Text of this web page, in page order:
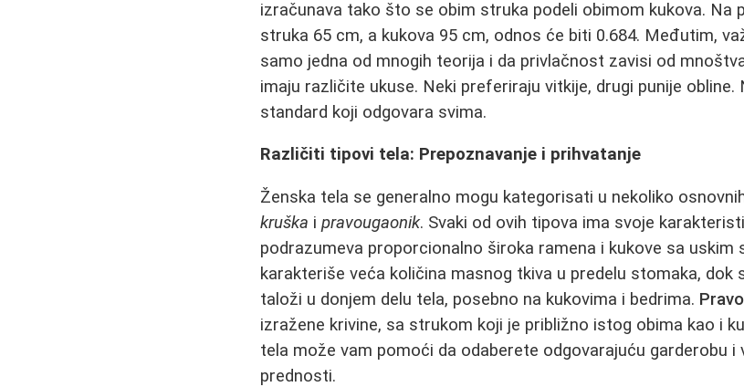
izračunava tako što se obim struka podeli obimom kukova. Na
struka 65 cm, a kukova 95 cm, odnos će biti 0.684. Međutim,
samo jedna od mnogih teorija i da privlačnost zavisi od
imaju različite ukuse. Neki preferiraju vitkije, drugi punije
standard koji odgovara svima.
Različiti tipovi tela: Prepoznavanje i prihvatanje
Ženska tela se generalno mogu kategorisati u nekoliko
kruška ipravougaonik. Svaki od ovih tipova ima svoje
podrazumeva proporcionalno široka ramena i kukove sa uskim
karakteriše veća količina masnog tkiva u predelu stomaka, dok
taloži u donjem delu tela, posebno na kukovima i bedrima.
izražene krivine, sa strukom koji je približno istog obima kao i
tela može vam pomoći da odaberete odgovarajuću garderobu i
prednosti.